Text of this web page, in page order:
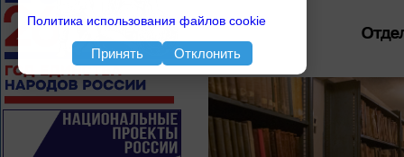
Политика использования файлов cookie
Принять Отклонить